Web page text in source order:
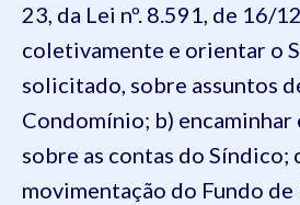
23, da Lei nº. 8.591, de 16/
coletivamente e orientar o
solicitado, sobre assuntos
Condomínio; b)
sobre as contas do Síndico;
movimentação do Fundo de